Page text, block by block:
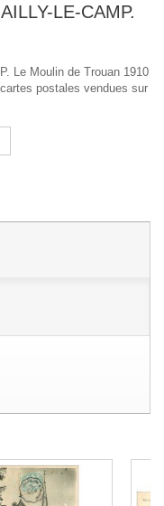
LE-CAMP.
Le Moulin de Trouan 1910
postales vendues sur